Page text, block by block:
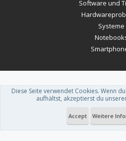
Software und
Systeme
Forum software by XenForo™-
Theme designed by
Diese Seite verwendet Cookies. Wenn
aufhältst, akzeptierst du
Accept Weitere